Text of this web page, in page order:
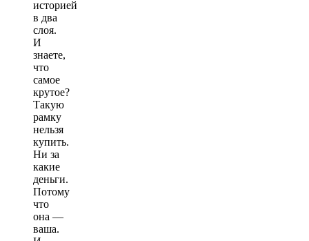
историей
в два
слоя.
И
знаете,
что
самое
крутое?
Такую
рамку
нельзя
купить.
Ни за
какие
деньги.
Потому
что
она —
ваша.